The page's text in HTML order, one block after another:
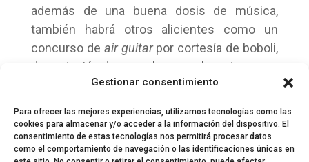
Gestionar consentimiento
Para ofrecer las mejores experiencias, utilizamos tecnologías como las
cookies para almacenar y/o acceder a la información del dispositivo. El
consentimiento de estas tecnologías nos permitirá procesar datos
como el comportamiento de navegación o las identificaciones únicas en
además de una buena dosis de música,
también habrá otros alicientes como un
concurso de air guitarpor cortesía de boboli,
degustación de cupcakes, regalos, etc.